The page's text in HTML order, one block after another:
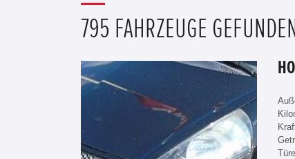
795 FAHRZEUGE GEFUNDEN